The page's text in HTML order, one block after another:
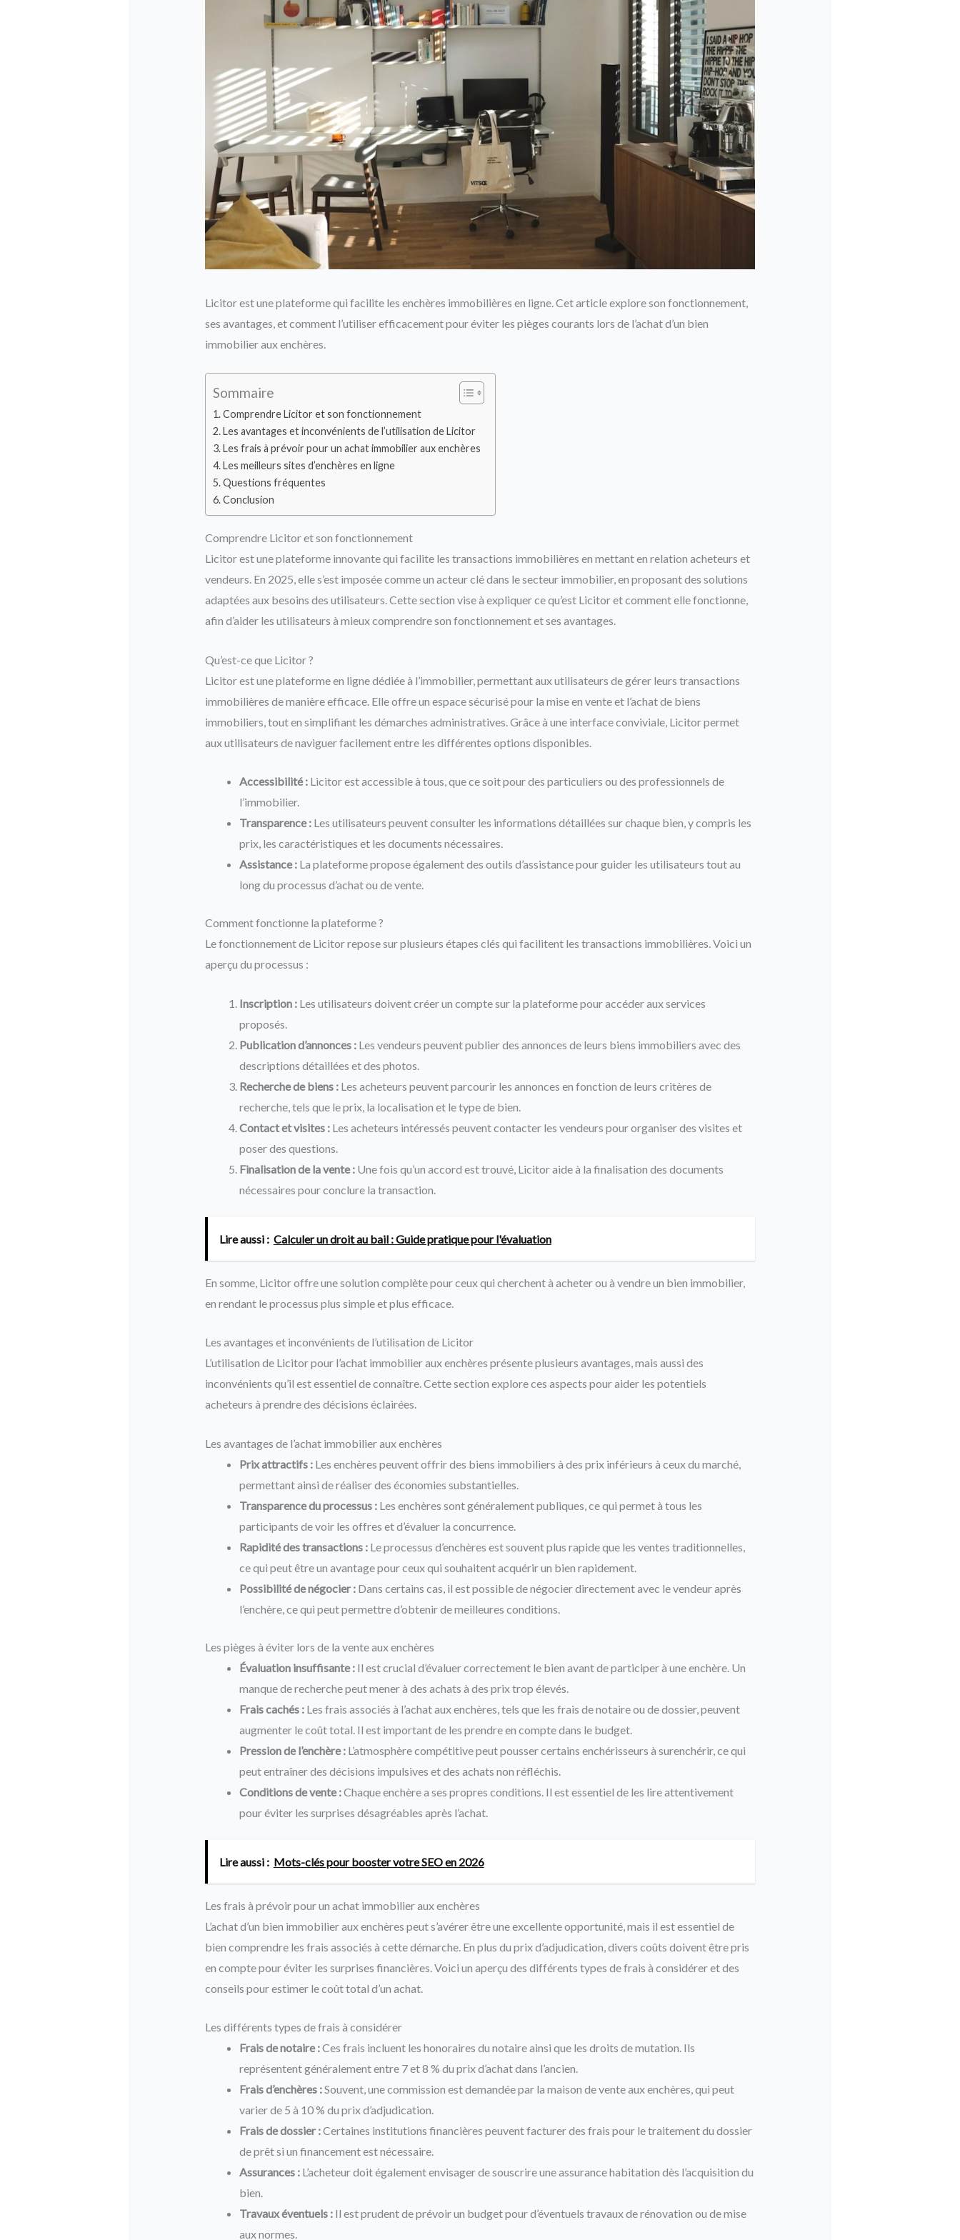
Licitor est une plateforme qui facilite les enchères immobilières en ligne. Cet article explore son fonctionnement,
ses avantages, et comment l’utiliser efficacement pour éviter les pièges courants lors de l’achat d’un bien
immobilier aux enchères.
Sommaire
Comprendre Licitor et son fonctionnement
Les avantages et inconvénients de l’utilisation de Licitor
Les frais à prévoir pour un achat immobilier aux enchères
Les meilleurs sites d’enchères en ligne
Questions fréquentes
Conclusion
Comprendre Licitor et son fonctionnement
Licitor est une plateforme innovante qui facilite les transactions immobilières en mettant en relation acheteurs et
vendeurs. En 2025, elle s’est imposée comme un acteur clé dans le secteur immobilier, en proposant des solutions
adaptées aux besoins des utilisateurs. Cette section vise à expliquer ce qu’est Licitor et comment elle fonctionne,
afin d’aider les utilisateurs à mieux comprendre son fonctionnement et ses avantages.
Qu’est-ce que Licitor ?
Licitor est une plateforme en ligne dédiée à l’immobilier, permettant aux utilisateurs de gérer leurs transactions
immobilières de manière efficace. Elle offre un espace sécurisé pour la mise en vente et l’achat de biens
immobiliers, tout en simplifiant les démarches administratives. Grâce à une interface conviviale, Licitor permet
aux utilisateurs de naviguer facilement entre les différentes options disponibles.
Accessibilité :Licitor est accessible à tous, que ce soit pour des particuliers ou des professionnels de
l’immobilier.
Transparence :Les utilisateurs peuvent consulter les informations détaillées sur chaque bien, y compris les
prix, les caractéristiques et les documents nécessaires.
Assistance :La plateforme propose également des outils d’assistance pour guider les utilisateurs tout au
long du processus d’achat ou de vente.
Comment fonctionne la plateforme ?
Le fonctionnement de Licitor repose sur plusieurs étapes clés qui facilitent les transactions immobilières. Voici un
aperçu du processus :
Inscription :Les utilisateurs doivent créer un compte sur la plateforme pour accéder aux services
proposés.
Publication d’annonces :Les vendeurs peuvent publier des annonces de leurs biens immobiliers avec des
descriptions détaillées et des photos.
Recherche de biens :Les acheteurs peuvent parcourir les annonces en fonction de leurs critères de
recherche, tels que le prix, la localisation et le type de bien.
Contact et visites :Les acheteurs intéressés peuvent contacter les vendeurs pour organiser des visites et
poser des questions.
Finalisation de la vente :Une fois qu’un accord est trouvé, Licitor aide à la finalisation des documents
nécessaires pour conclure la transaction.
Lire aussi : Calculer un droit au bail : Guide pratique pour l'évaluation
En somme, Licitor offre une solution complète pour ceux qui cherchent à acheter ou à vendre un bien immobilier,
en rendant le processus plus simple et plus efficace.
Les avantages et inconvénients de l’utilisation de Licitor
L’utilisation de Licitor pour l’achat immobilier aux enchères présente plusieurs avantages, mais aussi des
inconvénients qu’il est essentiel de connaître. Cette section explore ces aspects pour aider les potentiels
acheteurs à prendre des décisions éclairées.
Les avantages de l’achat immobilier aux enchères
Prix attractifs :Les enchères peuvent offrir des biens immobiliers à des prix inférieurs à ceux du marché,
permettant ainsi de réaliser des économies substantielles.
Transparence du processus :Les enchères sont généralement publiques, ce qui permet à tous les
participants de voir les offres et d’évaluer la concurrence.
Rapidité des transactions :Le processus d’enchères est souvent plus rapide que les ventes traditionnelles,
ce qui peut être un avantage pour ceux qui souhaitent acquérir un bien rapidement.
Possibilité de négocier :Dans certains cas, il est possible de négocier directement avec le vendeur après
l’enchère, ce qui peut permettre d’obtenir de meilleures conditions.
Les pièges à éviter lors de la vente aux enchères
Évaluation insuffisante :Il est crucial d’évaluer correctement le bien avant de participer à une enchère. Un
manque de recherche peut mener à des achats à des prix trop élevés.
Frais cachés :Les frais associés à l’achat aux enchères, tels que les frais de notaire ou de dossier, peuvent
augmenter le coût total. Il est important de les prendre en compte dans le budget.
Pression de l’enchère :L’atmosphère compétitive peut pousser certains enchérisseurs à surenchérir, ce qui
peut entraîner des décisions impulsives et des achats non réfléchis.
Conditions de vente :Chaque enchère a ses propres conditions. Il est essentiel de les lire attentivement
pour éviter les surprises désagréables après l’achat.
Lire aussi : Mots-clés pour booster votre SEO en 2026
Les frais à prévoir pour un achat immobilier aux enchères
L’achat d’un bien immobilier aux enchères peut s’avérer être une excellente opportunité, mais il est essentiel de
bien comprendre les frais associés à cette démarche. En plus du prix d’adjudication, divers coûts doivent être pris
en compte pour éviter les surprises financières. Voici un aperçu des différents types de frais à considérer et des
conseils pour estimer le coût total d’un achat.
Les différents types de frais à considérer
Frais de notaire :Ces frais incluent les honoraires du notaire ainsi que les droits de mutation. Ils
représentent généralement entre 7 et 8 % du prix d’achat dans l’ancien.
Frais d’enchères :Souvent, une commission est demandée par la maison de vente aux enchères, qui peut
varier de 5 à 10 % du prix d’adjudication.
Frais de dossier :Certaines institutions financières peuvent facturer des frais pour le traitement du dossier
de prêt si un financement est nécessaire.
Assurances :L’acheteur doit également envisager de souscrire une assurance habitation dès l’acquisition du
bien.
Travaux éventuels :Il est prudent de prévoir un budget pour d’éventuels travaux de rénovation ou de mise
aux normes.